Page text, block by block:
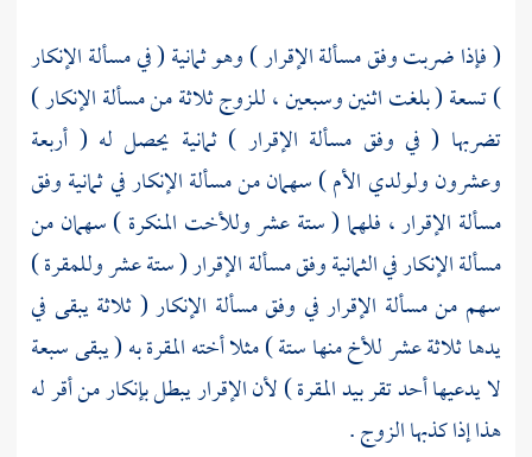
( فإذا ضربت وفق مسألة الإقرار ) وهو ثمانية ( في مسألة الإنكار
) تسعة ( بلغت اثنين وسبعين ، للزوج ثلاثة من مسألة الإنكار )
تضربها ( في وفق مسألة الإقرار ) ثمانية يحصل له ( أربعة
وعشرون ولولدي الأم ) سهمان من مسألة الإنكار في ثمانية وفق
مسألة الإقرار ، فلهما ( ستة عشر وللأخت المنكرة ) سهمان من
مسألة الإنكار في الثمانية وفق مسألة الإقرار ( ستة عشر وللمقرة )
سهم من مسألة الإقرار في وفق مسألة الإنكار ( ثلاثة يبقى في
يدها ثلاثة عشر للأخ منها ستة ) مثلا أخته المقرة به ( يبقى سبعة
لا يدعيها أحد تقر بيد المقرة ) لأن الإقرار يبطل بإنكار من أقر له
هذا إذا كذبها الزوج .